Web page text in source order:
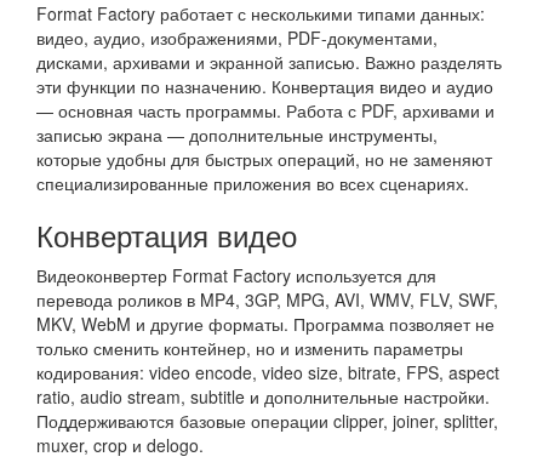
Format Factory работает с несколькими типами данных:
видео, аудио, изображениями, PDF-документами,
дисками, архивами и экранной записью. Важно разделять
эти функции по назначению. Конвертация видео и аудио
— основная часть программы. Работа с PDF, архивами и
записью экрана — дополнительные инструменты,
которые удобны для быстрых операций, но не заменяют
специализированные приложения во всех сценариях.
Конвертация видео
Видеоконвертер Format Factory используется для
перевода роликов в MP4, 3GP, MPG, AVI, WMV, FLV, SWF,
MKV, WebM и другие форматы. Программа позволяет не
только сменить контейнер, но и изменить параметры
кодирования: video encode, video size, bitrate, FPS, aspect
ratio, audio stream, subtitle и дополнительные настройки.
Поддерживаются базовые операции clipper, joiner, splitter,
muxer, crop и delogo.